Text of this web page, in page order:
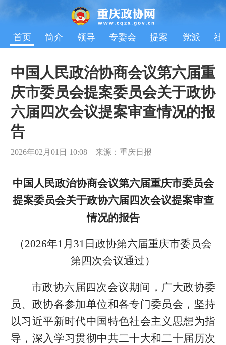
首页 简介 领导 专委会 提案 党派 社
中国人民政治协商会议第六届重
庆市委员会提案委员会关于政协
六届四次会议提案审查情况的报
告
2026年02月01日 10:08 来源：重庆日报
中国人民政治协商会议第六届重庆市委员会
提案委员会关于政协六届四次会议提案审查
情况的报告
（2026年1月31日政协第六届重庆市委员会
第四次会议通过）
市政协六届四次会议期间，广大政协委
员、政协各参加单位和各专门委员会，坚持
以习近平新时代中国特色社会主义思想为指
导，深入学习贯彻中共二十大和二十届历次